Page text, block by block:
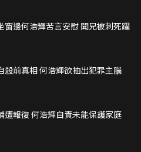
第11集 還原自殺前真相 何浩輝欲抽出犯罪主腦
第12集 前妻舖遭報復 何浩輝自責未能保護家庭